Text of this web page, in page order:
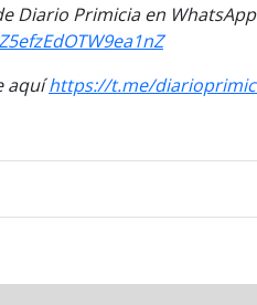
Diario Primicia en
aquíhttps://t.me/